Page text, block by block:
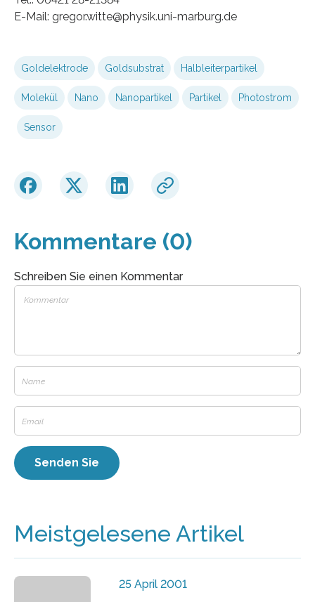
E-Mail: gregor.witte@physik.uni-marburg.de
Goldelektrode Goldsubstrat Halbleiterpartikel
Molekül Nano Nanopartikel Partikel Photostrom
Sensor
Kommentare (0)
Schreiben Sie einen Kommentar
Meistgelesene Artikel
25 April 2001